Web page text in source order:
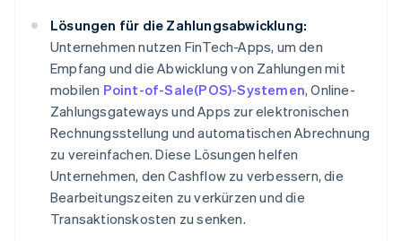
Lösungen für die Zahlungsabwicklung:
Unternehmen nutzen FinTech-Apps, um den
Empfang und die Abwicklung von Zahlungen mit
mobilen Point-of-Sale(POS)-Systemen, Online-
Zahlungsgateways und Apps zur elektronischen
Rechnungsstellung und automatischen Abrechnung
zu vereinfachen. Diese Lösungen helfen
Unternehmen, den Cashflow zu verbessern, die
Bearbeitungszeiten zu verkürzen und die
Transaktionskosten zu senken.